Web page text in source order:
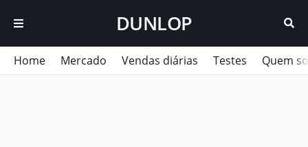
DUNLOP
Home Mercado Vendas diárias Testes Quem